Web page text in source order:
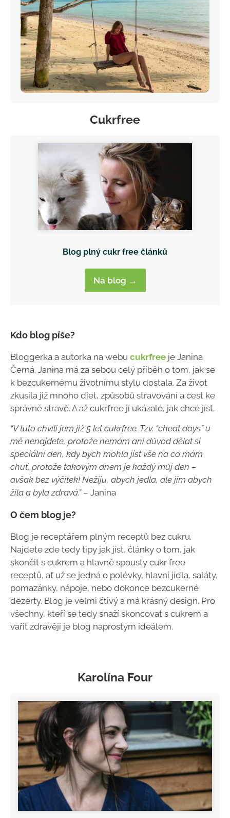
Cukrfree
Blog plný cukr free článků
Na blog →
Kdo blog píše?
Bloggerka a autorka na webu cukrfree je Janina
Černá. Janina má za sebou celý příběh o tom, jak se
k bezcukernému životnímu stylu dostala. Za život
zkusila již mnoho diet, způsobů stravování a cest ke
správné stravě. A až cukrfree jí ukázalo, jak chce jíst.
“V tuto chvíli jem již 5 let cukrfree. Tzv. “cheat days” u
mě nenajdete, protože nemám ani důvod dělat si
speciální den, kdy bych mohla jíst vše na co mám
chuť, protože takovým dnem je každý můj den –
avšak bez výčitek! Nežiju, abych jedla, ale jím abych
žila a byla zdravá.” – Janina
O čem blog je?
Blog je receptářem plným receptů bez cukru.
Najdete zde tedy tipy jak jíst, články o tom, jak
skončit s cukrem a hlavně spousty cukr free
receptů, ať už se jedná o polévky, hlavní jídla, saláty,
pomazánky, nápoje, nebo dokonce bezcukerné
dezerty. Blog je velmi čtivý a má krásný design. Pro
všechny, kteří se tedy snaží skoncovat s cukrem a
vařit zdravěji je blog naprostým ideálem.
Karolína Four